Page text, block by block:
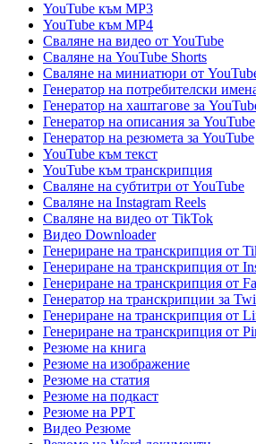
YouTube към MP3
YouTube към MP4
Сваляне на видео от YouTube
Сваляне на YouTube Shorts
Сваляне на миниатюри от
Генератор на потребителски
Генератор на хаштагове за
Генератор на описания за YouTube
Генератор на резюмета за YouTube
YouTube към текст
YouTube към транскрипция
Сваляне на субтитри от YouTube
Сваляне на Instagram Reels
Сваляне на видео от TikTok
Видео Downloader
Генериране на транскрипция от
Генериране на транскрипция от
Генериране на транскрипция от
Генератор на транскрипции за
Генериране на транскрипция от
Генериране на транскрипция от
Резюме на книга
Резюме на изображение
Резюме на статия
Резюме на подкаст
Резюме на PPT
Видео Резюме